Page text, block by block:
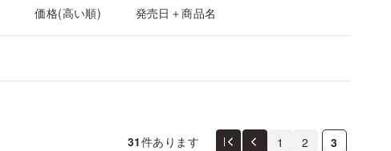
価格(高い順) 発売日＋商品名
31件あります 1 2 3